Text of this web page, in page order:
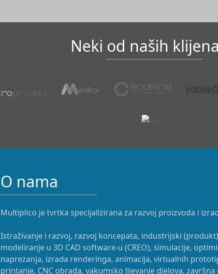
Neki od naših
O nama
Multiplico je tvrtka specijalizirana za razvoj proizvoda i
Istraživanje i razvoj, razvoj koncepata, industrijski
modeliranje u 3D CAD software-u (CREO), simulacije,
naprezanja, izrada renderinga, animacija, virtualnih
printanje, CNC obrada, vakumsko lijevanje djelova,